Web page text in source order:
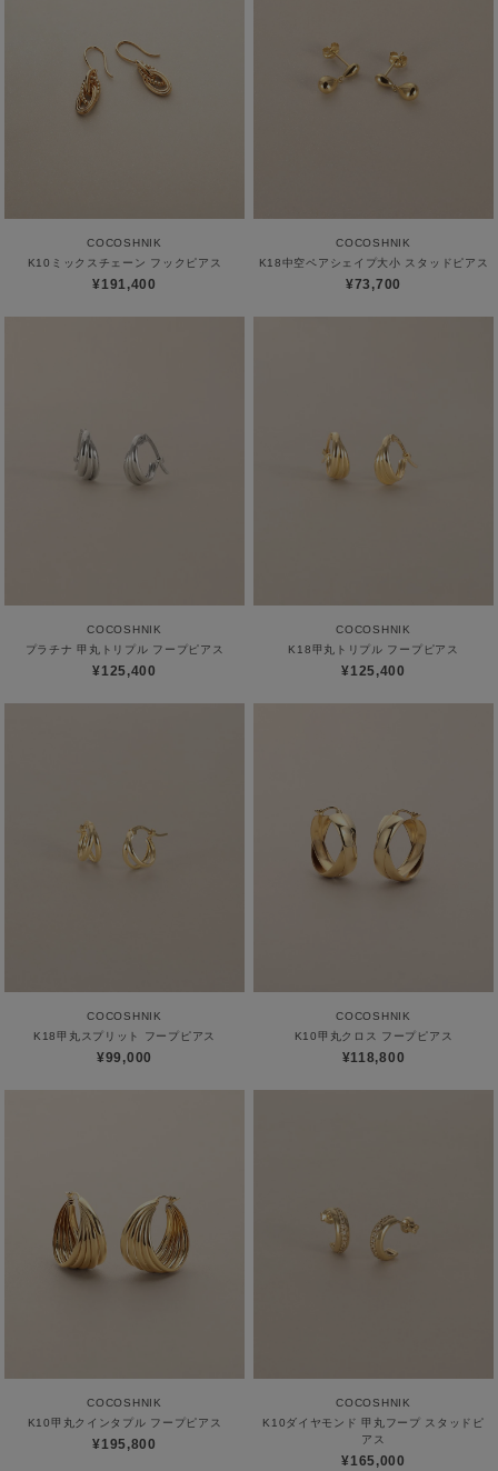
COCOSHNIK
K10ミックスチェーン フックピアス
¥191,400
COCOSHNIK
K18中空ペアシェイプ大小 スタッドピアス
¥73,700
COCOSHNIK
プラチナ 甲丸トリプル フープピアス
¥125,400
COCOSHNIK
K18甲丸トリプル フープピアス
¥125,400
COCOSHNIK
K18甲丸スプリット フープピアス
¥99,000
COCOSHNIK
K10甲丸クロス フープピアス
¥118,800
COCOSHNIK
K10甲丸クインタプル フープピアス
¥195,800
COCOSHNIK
K10ダイヤモンド 甲丸フープ スタッドピ
アス
¥165,000